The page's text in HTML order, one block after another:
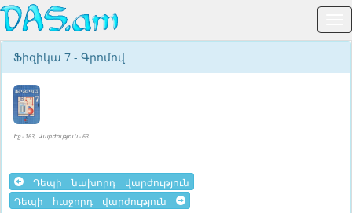
Ֆիզիկա 7 - Գրոմով
Էջ - 163, Վարժություն - 63
Դեպի նախորդ վարժություն
Դեպի հաջորդ վարժություն